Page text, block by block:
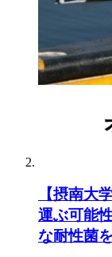
【摂南大
運ぶ可能
な耐性菌